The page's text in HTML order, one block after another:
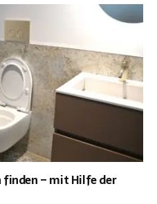
finden – mit Hilfe der